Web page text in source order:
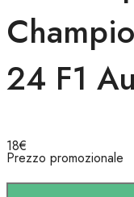
24 F1
18€
Prezzo promozionale